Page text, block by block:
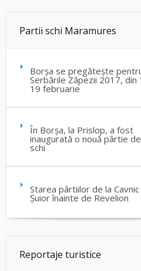
Partii schi Maramures
Borșa se pregătește
Serbările Zăpezii 2017, din
19 februarie
În Borșa, la Prislop, a fost
inaugurată o nouă pârtie de
schi
Starea pârtiilor de la Cavnic
Șuior înainte de Revelion
Reportaje turistice